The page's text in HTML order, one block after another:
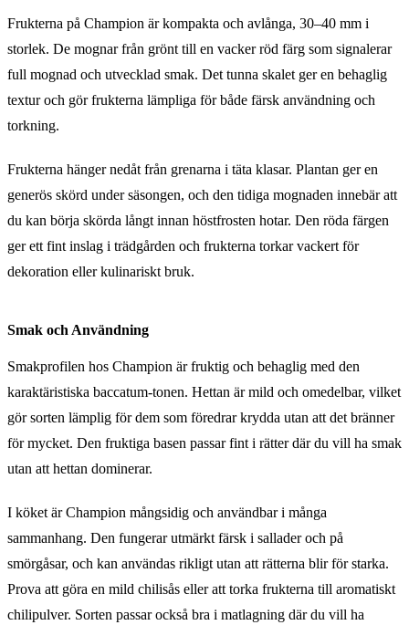
Frukterna på Champion är kompakta och avlånga, 30–40 mm i
storlek. De mognar från grönt till en vacker röd färg som signalerar
full mognad och utvecklad smak. Det tunna skalet ger en behaglig
textur och gör frukterna lämpliga för både färsk användning och
torkning.
Frukterna hänger nedåt från grenarna i täta klasar. Plantan ger en
generös skörd under säsongen, och den tidiga mognaden innebär att
du kan börja skörda långt innan höstfrosten hotar. Den röda färgen
ger ett fint inslag i trädgården och frukterna torkar vackert för
dekoration eller kulinariskt bruk.
Smak och Användning
Smakprofilen hos Champion är fruktig och behaglig med den
karaktäristiska baccatum-tonen. Hettan är mild och omedelbar, vilket
gör sorten lämplig för dem som föredrar krydda utan att det bränner
för mycket. Den fruktiga basen passar fint i rätter där du vill ha smak
utan att hettan dominerar.
I köket är Champion mångsidig och användbar i många
sammanhang. Den fungerar utmärkt färsk i sallader och på
smörgåsar, och kan användas rikligt utan att rätterna blir för starka.
Prova att göra en mild chilisås eller att torka frukterna till aromatiskt
chilipulver. Sorten passar också bra i matlagning där du vill ha